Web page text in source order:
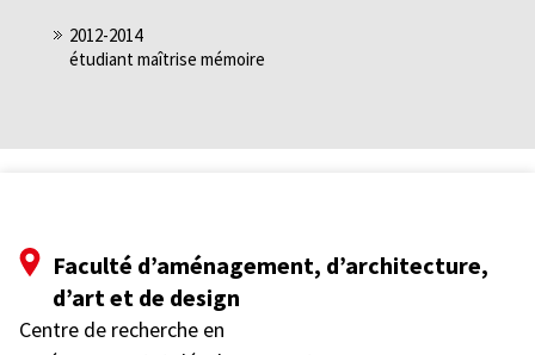
2012-2014
étudiant maîtrise mémoire
Faculté d’aménagement, d’architecture,
d’art et de design
Centre de recherche en